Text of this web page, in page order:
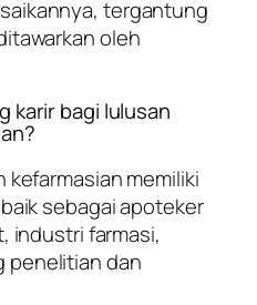
tergantung
oleh
karir bagi lulusan
kefarmasian memiliki
sebagai apoteker
industri farmasi,
penelitian dan